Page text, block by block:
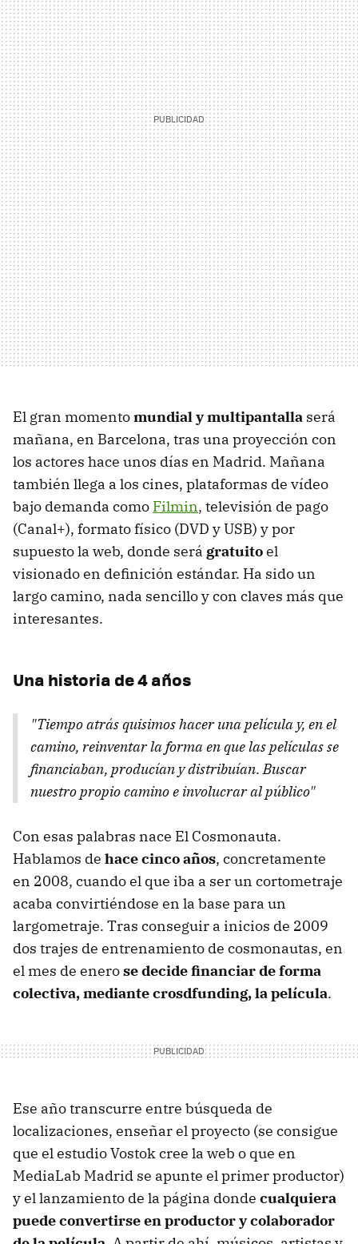
El gran momentomundial y multipantalla será
mañana, en Barcelona, tras una proyección con
los actores hace unos días en Madrid. Mañana
también llega a los cines, plataformas de vídeo
bajo demanda como Filmin, televisión de pago
(Canal+), formato físico (DVD y USB) y por
supuesto la web, donde será gratuitoel
visionado en definición estándar. Ha sido un
largo camino, nada sencillo y con claves más que
interesantes.
Una historia de 4 años
"Tiempo atrás quisimos hacer una película y, en el
camino, reinventar la forma en que las películas se
financiaban, producían y distribuían. Buscar
nuestro propio camino e involucrar al público"
Con esas palabras nace El Cosmonauta.
Hablamos de hace cinco años, concretamente
en 2008, cuando el que iba a ser un cortometraje
acaba convirtiéndose en la base para un
largometraje. Tras conseguir a inicios de 2009
dos trajes de entrenamiento de cosmonautas, en
el mes de enerose decide financiar de forma
colectiva, mediante crosdfunding, la película.
Ese año transcurre entre búsqueda de
localizaciones, enseñar el proyecto (se consigue
que el estudio Vostok cree la web o que en
MediaLab Madrid se apunte el primer productor)
y el lanzamiento de la página donde cualquiera
puede convertirse en productor y colaborador